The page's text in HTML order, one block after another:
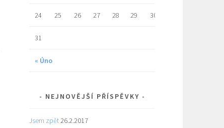
« Úno
24 25 26 27 28 29 30
31
NEJNOVĚJŠÍ PŘÍSPĚVKY
Jsem zpět26.2.2017